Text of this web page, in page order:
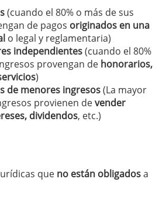
(cuando el 80% o más de sus
de pagos originados en una
o legal y reglamentaria)
independientes(cuando el 80%
provengan de honorarios,
)
de menores ingresos(La mayor
provienen devender
dividendos, etc.)
que no están obligadosa